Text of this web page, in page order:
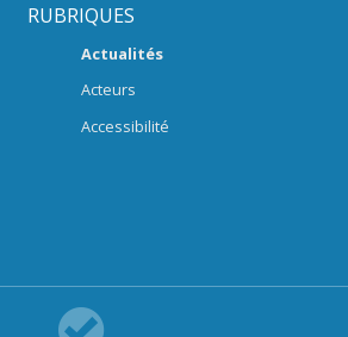
RUBRIQUES
Actualités
Acteurs
Accessibilité